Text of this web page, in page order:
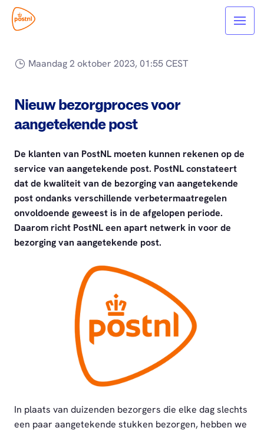
Maandag 2 oktober 2023, 01:55 CEST
Nieuw bezorgproces voor
aangetekende post
De klanten van PostNL moeten kunnen rekenen op de
service van aangetekende post. PostNL constateert
dat de kwaliteit van de bezorging van aangetekende
post ondanks verschillende verbetermaatregelen
onvoldoende geweest is in de afgelopen periode.
Daarom richt PostNL een apart netwerk in voor de
bezorging van aangetekende post.
In plaats van duizenden bezorgers die elke dag slechts
een paar aangetekende stukken bezorgen, hebben we